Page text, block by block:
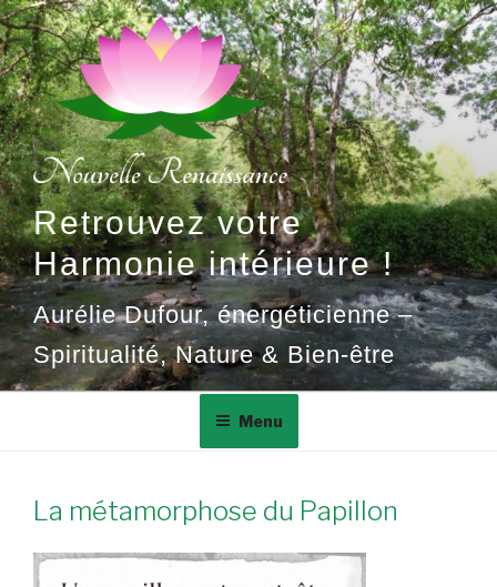
Aller
au
contenu
principal
Retrouvez votre
Harmonie intérieure !
Aurélie Dufour, énergéticienne –
Spiritualité, Nature & Bien-être
Menu
La métamorphose du Papillon